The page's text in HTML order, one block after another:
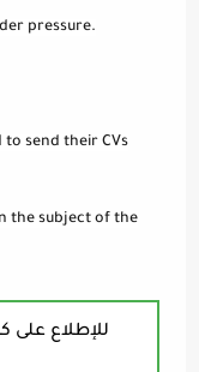
pressure.
send their CVs
the subject of the
للإطلاع على